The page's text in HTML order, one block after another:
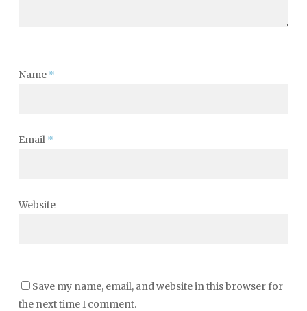
Name *
Email *
Website
Save my name, email, and website in this browser for
the next time I comment.